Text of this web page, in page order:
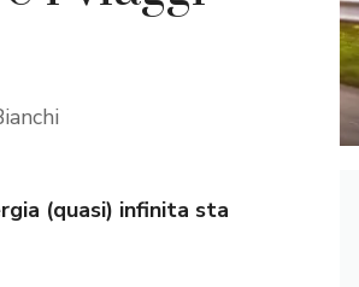
(quasi) infinita sta